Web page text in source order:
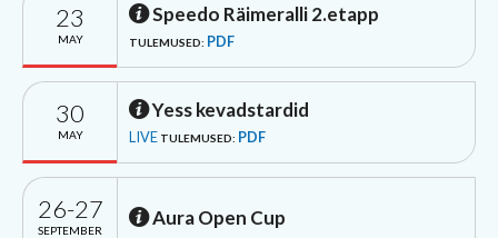
23
MAY
Speedo Räimeralli 2.etapp
TULEMUSED: PDF
30
MAY
Yess kevadstardid
LIVE TULEMUSED: PDF
26-27
SEPTEMBER
Aura Open Cup